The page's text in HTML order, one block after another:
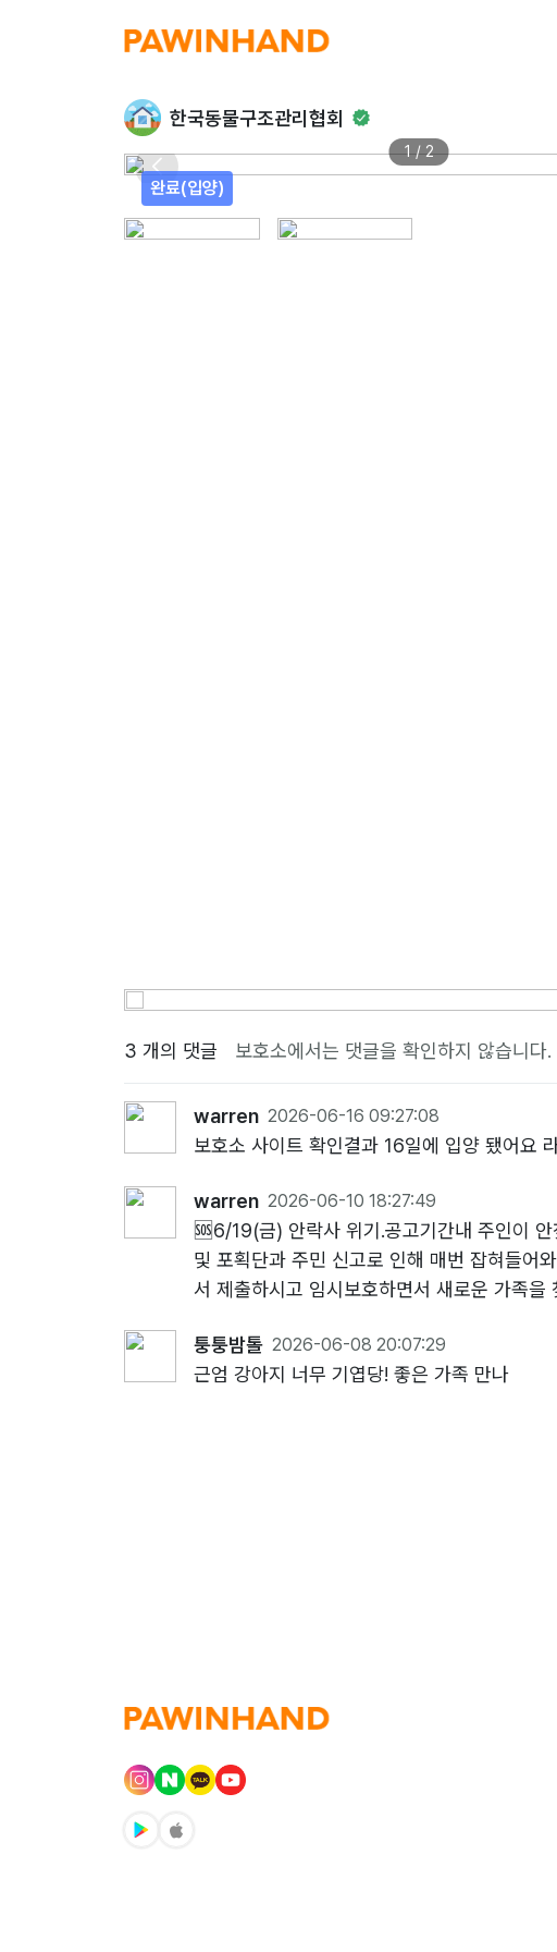
한국동물구조관리협회
완료(입양)
1 / 2
3 개의 댓글 보호소에서는 댓글을 확인하지 않습니다.
warren 2026-06-16 09:27:08
보호소 사이트 확인결과 16일에 입양 됐어요
warren 2026-06-10 18:27:49
🆘️6/19(금) 안락사 위기.공고기간내 주인이
및 포획단과 주민 신고로 인해 매번 잡혀들어
서 제출하시고 임시보호하면서 새로운 가족을
퉁퉁밤톨 2026-06-08 20:07:29
근엄 강아지 너무 기엽당! 좋은 가족 만나